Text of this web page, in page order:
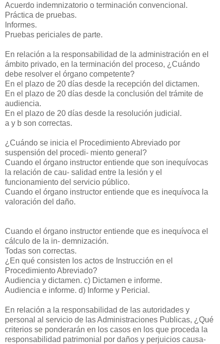
Acuerdo indemnizatorio o terminación convencional.
Práctica de pruebas.
Informes.
Pruebas periciales de parte.
En relación a la responsabilidad de la administración en el
ámbito privado, en la terminación del proceso, ¿Cuándo
debe resolver el órgano competente?
En el plazo de 20 días desde la recepción del dictamen.
En el plazo de 20 días desde la conclusión del trámite de
audiencia.
En el plazo de 20 días desde la resolución judicial.
a y b son correctas.
¿Cuándo se inicia el Procedimiento Abreviado por
suspensión del procedi- miento general?
Cuando el órgano instructor entiende que son inequívocas
la relación de cau- salidad entre la lesión y el
funcionamiento del servicio público.
Cuando el órgano instructor entiende que es inequívoca la
valoración del daño.
Cuando el órgano instructor entiende que es inequívoca el
cálculo de la in- demnización.
Todas son correctas.
¿En qué consisten los actos de Instrucción en el
Procedimiento Abreviado?
Audiencia y dictamen. c) Dictamen e informe.
Audiencia e informe. d) Informe y Pericial.
En relación a la responsabilidad de las autoridades y
personal al servicio de las Administraciones Publicas, ¿Qué
criterios se ponderarán en los casos en los que proceda la
responsabilidad patrimonial por daños y perjuicios causa-